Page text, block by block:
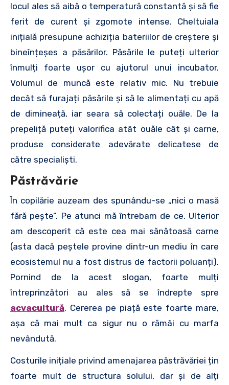
locul ales să aibă o temperatură constantă și să fie
ferit de curent și zgomote intense. Cheltuiala
inițială presupune achiziția bateriilor de creștere și
bineînțeșes a păsărilor. Păsările le puteți ulterior
înmulți foarte ușor cu ajutorul unui incubator.
Volumul de muncă este relativ mic. Nu trebuie
decât să furajați păsările și să le alimentați cu apă
de dimineață, iar seara să colectați ouăle. De la
prepeliță puteți valorifica atât ouăle cât și carne,
produse considerate adevărate delicatese de
către specialiști.
Păstrăvărie
În copilărie auzeam des spunându-se „nici o masă
fără pește”. Pe atunci mă întrebam de ce. Ulterior
am descoperit că este cea mai sănătoasă carne
(asta dacă peștele provine dintr-un mediu în care
ecosistemul nu a fost distrus de factorii poluanți).
Pornind de la acest slogan, foarte mulți
întreprinzători au ales să se îndrepte spre
acvacultură. Cererea pe piață este foarte mare,
așa că mai mult ca sigur nu o rămâi cu marfa
nevândută.
Costurile inițiale privind amenajarea păstrăvăriei țin
foarte mult de structura solului, dar și de alți